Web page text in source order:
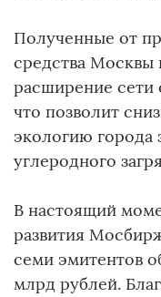
Полученные от
средства Москвы
расширение сети
что позволит
экологию города
углеродного
В настоящий
развития
семи эмитентов
млрд рублей.